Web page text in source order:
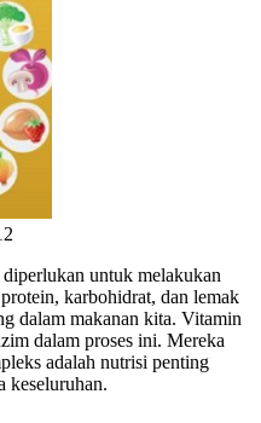
untuk melakukan
karbohidrat, dan lemak
dalam makanan kita. Vitamin
dalam proses ini. Mereka
adalah nutrisi penting
keseluruhan.